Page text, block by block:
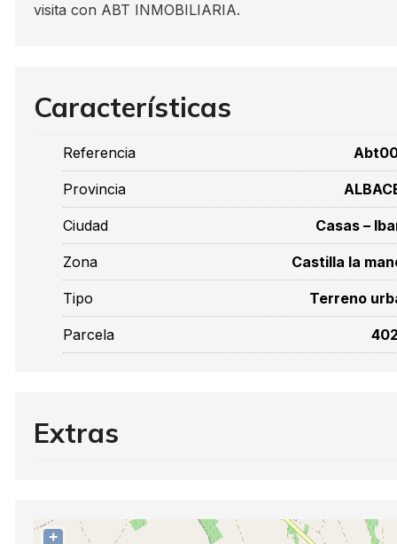
visita con ABT INMOBILIARIA.
Características
Referencia
Provincia
Ciudad Casas –
Zona Castilla la
Tipo Terreno
Parcela
Extras
+